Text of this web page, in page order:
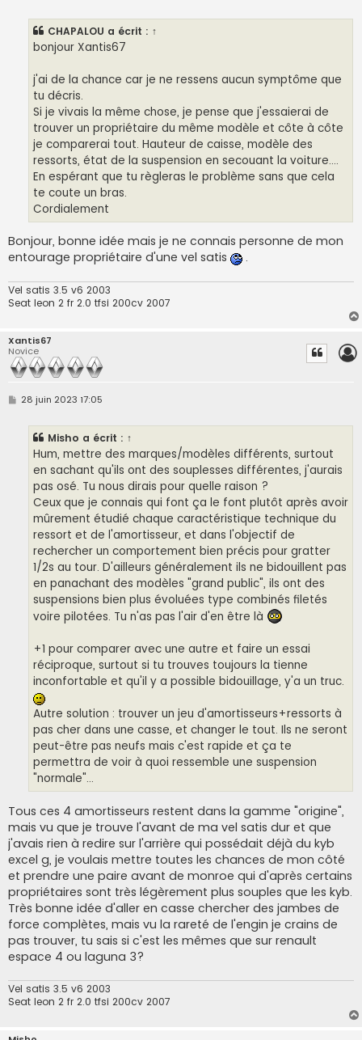
CHAPALOU a écrit : ↑
bonjour Xantis67
j'ai de la chance car je ne ressens aucun symptôme que
tu décris.
Si je vivais la même chose, je pense que j'essaierai de
trouver un propriétaire du même modèle et côte à côte
je comparerai tout. Hauteur de caisse, modèle des
ressorts, état de la suspension en secouant la voiture....
En espérant que tu règleras le problème sans que cela
te coute un bras.
Cordialement
Bonjour, bonne idée mais je ne connais personne de mon
entourage propriétaire d'une vel satis
.
Vel satis 3.5 v6 2003
Seat leon 2 fr 2.0 tfsi 200cv 2007
Xantis67
Novice
M
28 juin 2023 17:05
Misho a écrit : ↑
Hum, mettre des marques/modèles différents, surtout
en sachant qu'ils ont des souplesses différentes, j'aurais
pas osé. Tu nous dirais pour quelle raison ?
Ceux que je connais qui font ça le font plutôt après avoir
mûrement étudié chaque caractéristique technique du
ressort et de l'amortisseur, et dans l'objectif de
rechercher un comportement bien précis pour gratter
1/2s au tour. D'ailleurs généralement ils ne bidouillent pas
en panachant des modèles "grand public", ils ont des
suspensions bien plus évoluées type combinés filetés
voire pilotées. Tu n'as pas l'air d'en être là
+1 pour comparer avec une autre et faire un essai
réciproque, surtout si tu trouves toujours la tienne
inconfortable et qu'il y a possible bidouillage, y'a un truc.
Autre solution : trouver un jeu d'amortisseurs+ressorts à
pas cher dans une casse, et changer le tout. Ils ne seront
peut-être pas neufs mais c'est rapide et ça te
permettra de voir à quoi ressemble une suspension
"normale"...
Tous ces 4 amortisseurs restent dans la gamme "origine",
mais vu que je trouve l'avant de ma vel satis dur et que
j'avais rien à redire sur l'arrière qui possédait déjà du kyb
excel g, je voulais mettre toutes les chances de mon côté
et prendre une paire avant de monroe qui d'après certains
propriétaires sont très légèrement plus souples que les kyb.
Très bonne idée d'aller en casse chercher des jambes de
force complètes, mais vu la rareté de l'engin je crains de
pas trouver, tu sais si c'est les mêmes que sur renault
espace 4 ou laguna 3?
Vel satis 3.5 v6 2003
Seat leon 2 fr 2.0 tfsi 200cv 2007